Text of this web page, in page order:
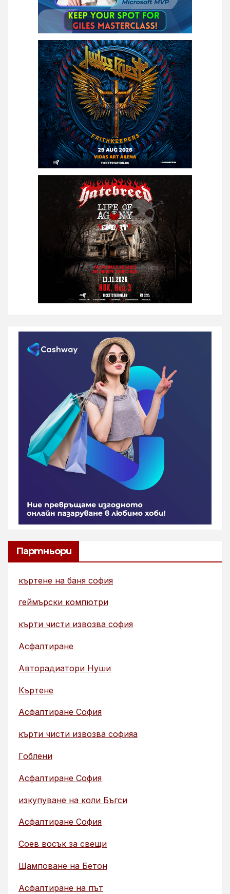
Партньори
къртене на баня софия
геймърски компютри
кърти чисти извозва софия
Асфалтиране
Авторадиатори Нуши
Къртене
Асфалтиране София
кърти чисти извозва софияа
Гоблени
Асфалтиране София
изкупуване на коли Бъгси
Асфалтиране София
Соев восък за свещи
Щамповане на Бетон
Асфалтиране на път